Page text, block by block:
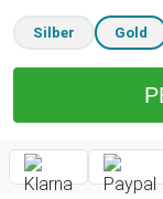
Silber Gold